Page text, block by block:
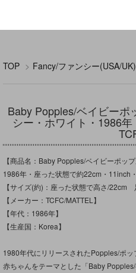
TOP > Fancy/ファンシー(USA/UK)
Baby Popples/ベイビーポ
シー・ホワイト・1986
【商品名：Baby Popples/ベイビーポッ
1986年・座った状態で約22cm・11inch
【サイズ(約)：座った状態で高さ/22cm
【メーカー：TCFC/MATTEL】
【年代：1986年】
【生産国：Korea】
1980年代にリリースされたPopples/ポッ
赤ちゃんをテーマとした「Baby